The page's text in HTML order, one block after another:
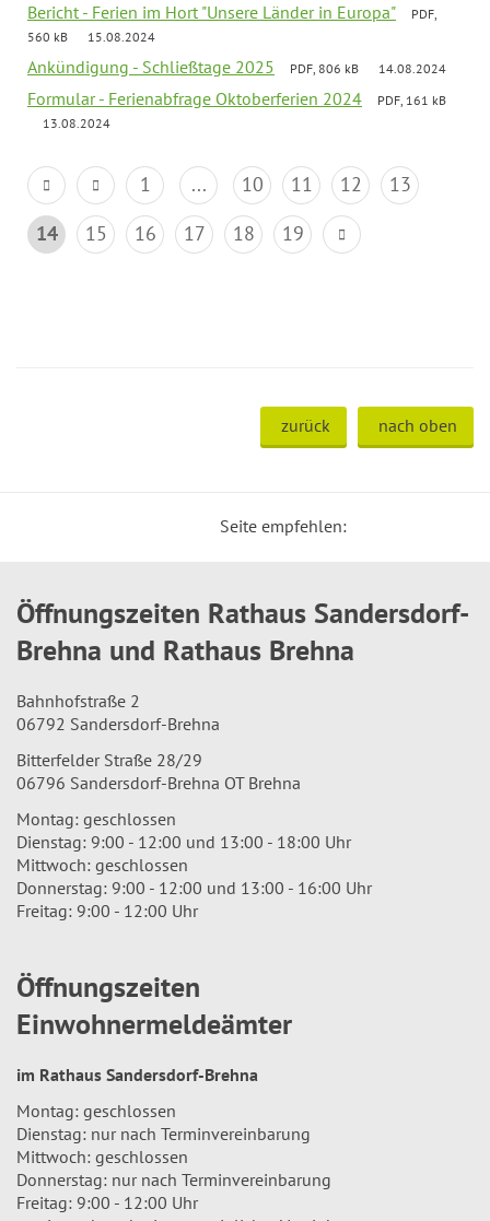
Bericht - Ferien im Hort "Unsere Länder in Europa"
PDF,
560 kB
15.08.2024
Ankündigung - Schließtage 2025 PDF, 806 kB 14.08.2024
Formular - Ferienabfrage Oktoberferien 2024
PDF, 161 kB
13.08.2024
1 ... 10 11 12
13
14
15 16 17 18 19
zurück nach oben
Seite empfehlen:
Öffnungszeiten Rathaus Sandersdorf-
Brehna und Rathaus Brehna
Bahnhofstraße 2
06792 Sandersdorf-Brehna
Bitterfelder Straße 28/29
06796 Sandersdorf-Brehna OT Brehna
Montag: geschlossen
Dienstag: 9:00 - 12:00 und 13:00 - 18:00 Uhr
Mittwoch: geschlossen
Donnerstag: 9:00 - 12:00 und 13:00 - 16:00 Uhr
Freitag: 9:00 - 12:00 Uhr
Öffnungszeiten
Einwohnermeldeämter
im Rathaus Sandersdorf-Brehna
Montag: geschlossen
Dienstag: nur nach Terminvereinbarung
Mittwoch: geschlossen
Donnerstag: nur nach Terminvereinbarung
Freitag: 9:00 - 12:00 Uhr